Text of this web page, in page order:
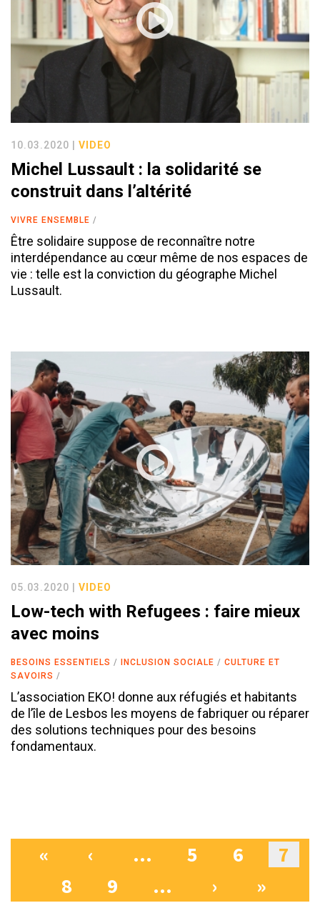
10.03.2020 | VIDEO
Michel Lussault : la solidarité se
construit dans l’altérité
VIVRE ENSEMBLE
Être solidaire suppose de reconnaître notre
interdépendance au cœur même de nos espaces de
vie : telle est la conviction du géographe Michel
Lussault.
05.03.2020 | VIDEO
Low-tech with Refugees : faire mieux
avec moins
BESOINS ESSENTIELS INCLUSION SOCIALE
CULTURE ET
SAVOIRS
L’association EKO! donne aux réfugiés et habitants
de l’île de Lesbos les moyens de fabriquer ou réparer
des solutions techniques pour des besoins
fondamentaux.
Pages
« ‹ … 5 6
7
8
9 … › »